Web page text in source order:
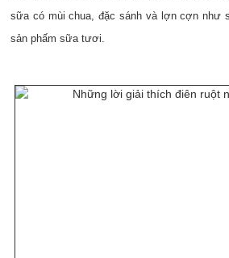
sữa có mùi chua, đặc sánh và lợn cợn như
sản phấm sữa tươi.